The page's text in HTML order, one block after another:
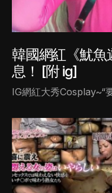
韓國網紅《魷魚
息！ [附 ig]
IG網紅大秀Cosplay~“